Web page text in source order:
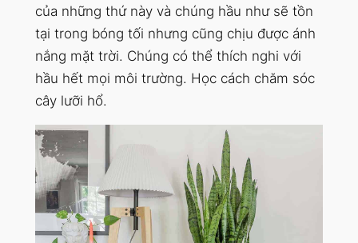
của những thứ này và chúng hầu như sẽ tồn
tại trong bóng tối nhưng cũng chịu được ánh
nắng mặt trời. Chúng có thể thích nghi với
hầu hết mọi môi trường. Học cách chăm sóc
cây lưỡi hổ.